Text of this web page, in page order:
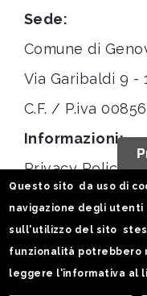
Sede:
Comune di
Via Garibaldi 9 -
C.F. / P.iva
Informazioni:
Privacy Policy
Statistiche
Seguici su:
Questo sito da uso di
navigazione degli utenti
sull'utilizzo del sito
funzionalità potrebbero
leggere l'informativa al